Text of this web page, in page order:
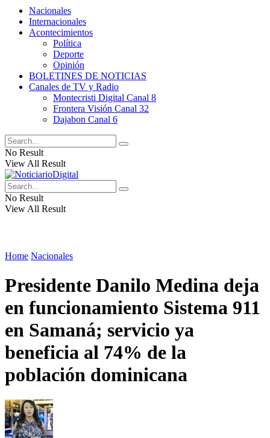
Nacionales
Internacionales
Acontecimientos
Política
Deporte
Opinión
BOLETINES DE NOTICIAS
Canales de TV y Radio
Montecristi Digital Canal 8
Frontera Visión Canal 32
Dajabon Canal 6
No Result
View All Result
No Result
View All Result
Home Nacionales
Presidente Danilo Medina deja
en funcionamiento Sistema 911
en Samaná; servicio ya
beneficia al 74% de la
población dominicana